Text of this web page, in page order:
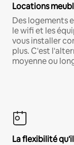
Locations
Des logements
le wifi et les
vous installer
plus. C'est
moyenne ou
La flexibilité